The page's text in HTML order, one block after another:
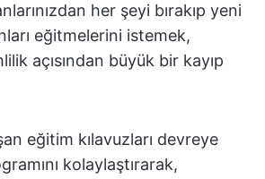
her şeyi bırakıp yeni
eğitmelerini istemek,
açısından büyük bir kayıp
eğitim kılavuzları devreye
kolaylaştırarak,